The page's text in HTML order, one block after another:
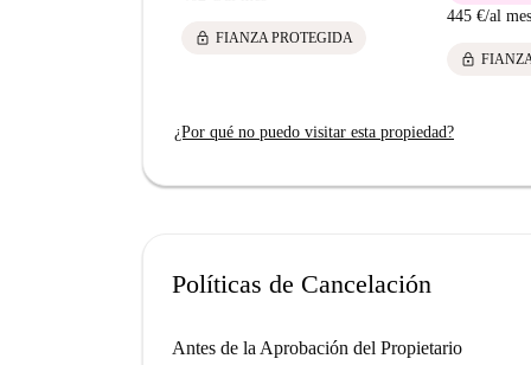
lock FIANZA PROTEGIDA
445 €/al mes
lock
¿Por qué no puedo visitar esta propiedad?
Políticas de Cancelación
Antes de la Aprobación del Propietario